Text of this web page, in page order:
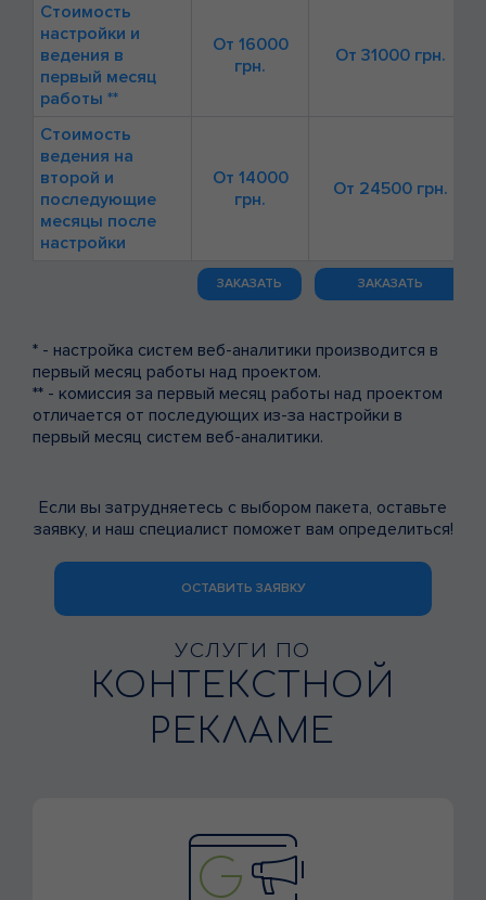
Стоимость
настройки и
ведения в
первый месяц
работы **
От 16000
грн.
От 31000 грн.
Стоимость
ведения на
второй и
последующие
месяцы после
настройки
От 14000
грн.
От 24500 грн.
ЗАКАЗАТЬ ЗАКАЗАТЬ
* - настройка систем веб-аналитики производится в
первый месяц работы над проектом.
** - комиссия за первый месяц работы над проектом
отличается от последующих из-за настройки в
первый месяц систем веб-аналитики.
Если вы затрудняетесь с выбором пакета, оставьте
заявку, и наш специалист поможет вам определиться!
ОСТАВИТЬ ЗАЯВКУ
УСЛУГИ ПО
КОНТЕКСТНОЙ
РЕКЛАМЕ